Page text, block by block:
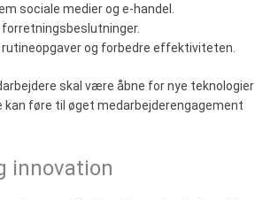
sociale medier og e-handel.
og forbedre effektiviteten.
skal være åbne for nye teknologier
føre til øget medarbejderengagement
innovation